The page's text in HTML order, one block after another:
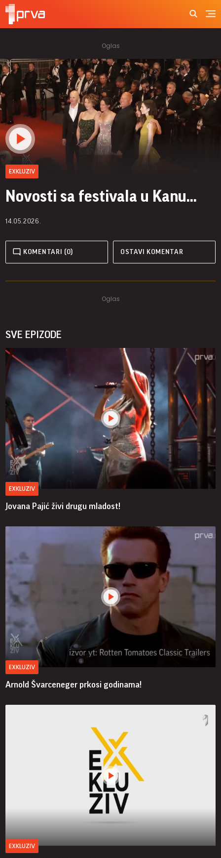
EXKLUZIV
Novosti sa festivala u Kanu...
14.05.2026.
KOMENTARI (0) OSTAVI KOMENTAR
SVE EPIZODE
EXKLUZIV
Jovana Pajić živi drugu mladost!
EXKLUZIV
Arnold Švarceneger prkosi godinama!
EXKLUZIV